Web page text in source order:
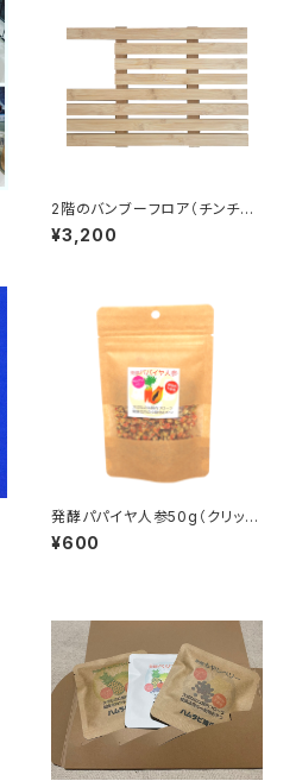
2階のバンブーフロア（チンチラ
パレス専用）
¥3,200
発酵パパイヤ人参50g（クリック
ポスト）
¥600